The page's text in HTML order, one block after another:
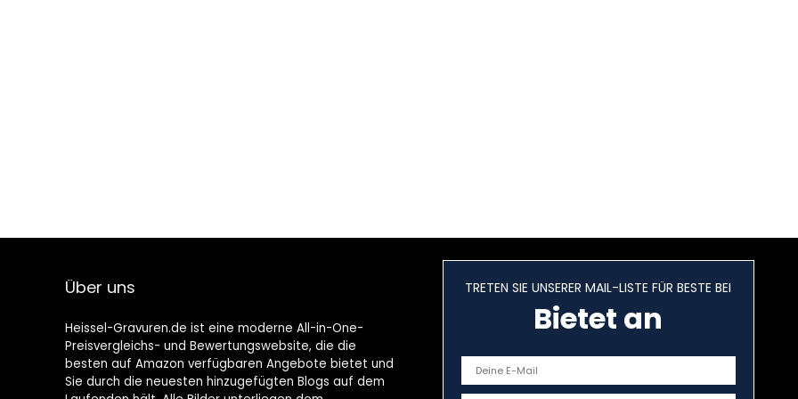
Über uns
Heissel-Gravuren.de ist eine moderne All-in-One-
Preisvergleichs- und Bewertungswebsite, die die
besten auf Amazon verfügbaren Angebote bietet und
Sie durch die neuesten hinzugefügten Blogs auf dem
TRETEN SIE UNSERER MAIL-LISTE FÜR BESTE BEI
Bietet an